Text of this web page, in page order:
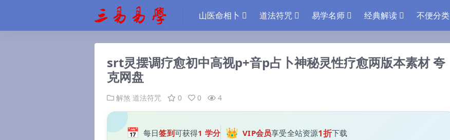
山医命相卜 道法符咒 易学名师 经典解读 不便分类
srt灵摆调疗愈初中高视p+音p占卜神秘灵性疗愈两版本素材 夸
克网盘
解煞 道法符咒 0 0 4
📅 每日签到可获得1 学分 👑 VIP会员享受全站资源1折下载